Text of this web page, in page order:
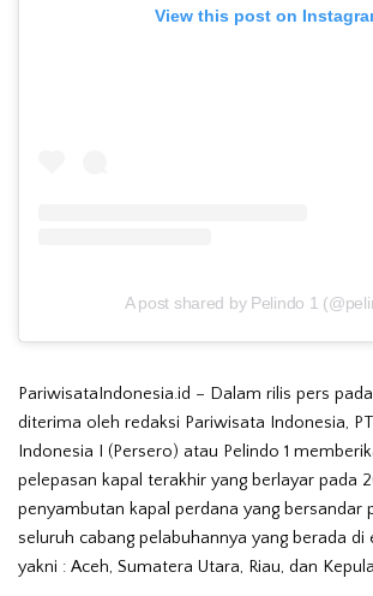
View this post on
A post shared by Pelindo 1
PariwisataIndonesia.id – Dalam rilis pers pada
diterima oleh redaksi Pariwisata Indonesia,
Indonesia I (Persero) atau Pelindo 1
pelepasan kapal terakhir yang berlayar pada
penyambutan kapal perdana yang bersandar
seluruh cabang pelabuhannya yang berada di
yakni : Aceh, Sumatera Utara, Riau, dan